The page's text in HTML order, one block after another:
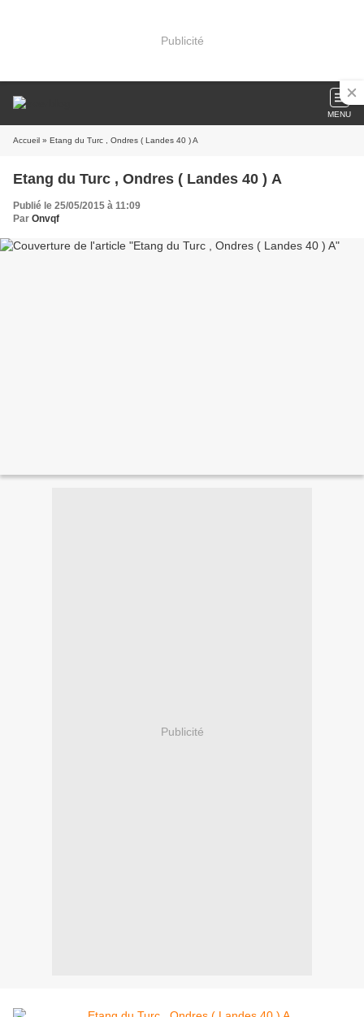
Publicité
MENU
Accueil » Etang du Turc , Ondres ( Landes 40 ) A
Etang du Turc , Ondres ( Landes 40 ) A
Publié le 25/05/2015 à 11:09
Par Onvqf
Publicité